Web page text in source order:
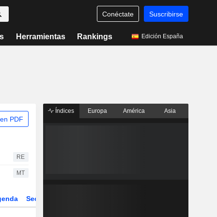
Conéctate Suscribirse
Herramientas Rankings Edición España
PDF
RE
MT
Sector
Índices Europa América Asia